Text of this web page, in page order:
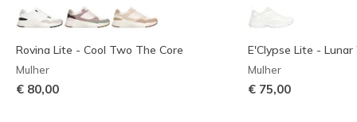
Rovina Lite - Cool Two The Core
Mulher
€ 80,00
E'Clypse Lite - Lunar
Mulher
€ 75,00